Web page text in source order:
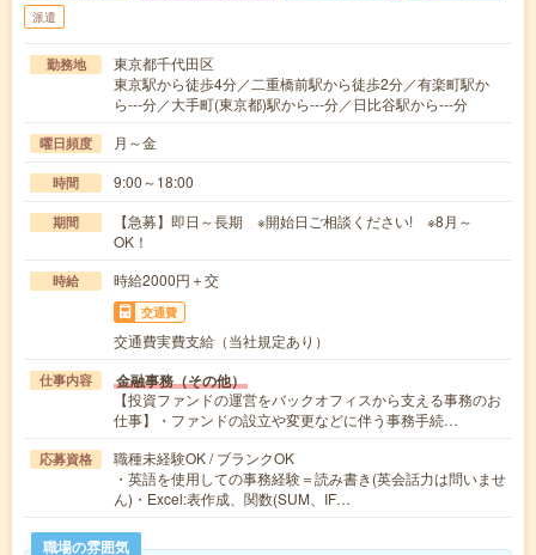
派遣
勤務地
東京都千代田区
東京駅から徒歩4分／二重橋前駅から徒歩2分／有楽町駅か
ら---分／大手町(東京都)駅から---分／日比谷駅から---分
曜日頻度 月～金
時間 9:00～18:00
期間
【急募】即日～長期 ※開始日ご相談ください! ※8月～
OK！
時給 時給2000円＋交
交通費
交通費実費支給（当社規定あり）
仕事内容 金融事務（その他）
【投資ファンドの運営をバックオフィスから支える事務のお
仕事】・ファンドの設立や変更などに伴う事務手続…
応募資格
職種未経験OK / ブランクOK
・英語を使用しての事務経験＝読み書き(英会話力は問いませ
ん)・Excel:表作成、関数(SUM、IF…
職場の雰囲気